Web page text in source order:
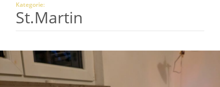
Kategorie:
St.Martin